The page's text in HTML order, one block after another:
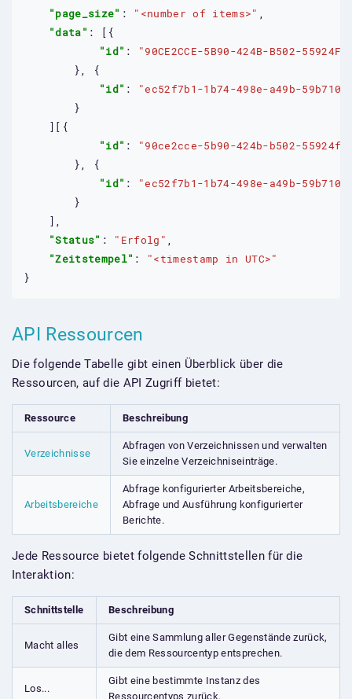
"page_size" : "<number of items>" ,
"data" : [{
"id" :
"90CE2CCE-5B90-424B-B502-
"id" :
"ec52f7b1-1b74-498e-a49b-
"id" :
"90ce2cce-5b90-424b-b502-
"id" :
"ec52f7b1-1b74-498e-a49b-
"Status" : "Erfolg" ,
"Zeitstempel" :
"<timestamp in UTC>"
}
API Ressourcen
Die folgende Tabelle gibt einen Überblick über die
Ressourcen, auf die API Zugriff bietet:
Ressource Beschreibung
Verzeichnisse
Abfragen von Verzeichnissen und verwalten
Sie einzelne Verzeichniseinträge.
Arbeitsbereiche
Abfrage konfigurierter Arbeitsbereiche,
Abfrage und Ausführung konfigurierter
Berichte.
Jede Ressource bietet folgende Schnittstellen für die
Interaktion:
Schnittstelle Beschreibung
Macht alles
Gibt eine Sammlung aller Gegenstände zurück,
die dem Ressourcentyp entsprechen.
Los...
Gibt eine bestimmte Instanz des
Ressourcentyps zurück.